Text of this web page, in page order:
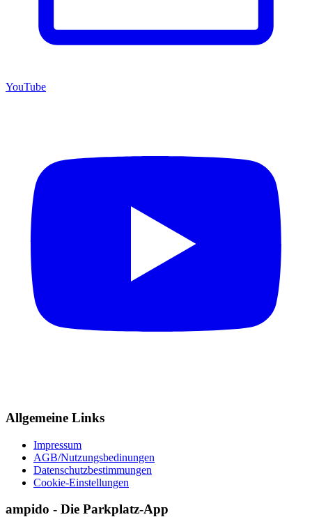
YouTube
Allgemeine Links
Impressum
AGB/Nutzungsbedinungen
Datenschutzbestimmungen
Cookie-Einstellungen
ampido - Die Parkplatz-App